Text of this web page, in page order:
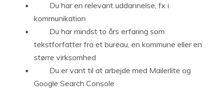
Du har en relevant uddannelse, fx i
kommunikation
Du har mindst to års erfaring som
tekstforfatter fra et bureau, en kommune eller en
større virksomhed
Du er vant til at arbejde med Mailerlite og
Google Search Console